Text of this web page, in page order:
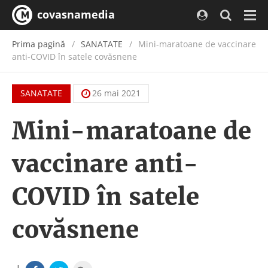
covasnamedia
Prima pagină SANATATE
Mini-maratoane de vaccinare
anti-COVID în satele covăsnene
SANATATE 26 mai 2021
Mini-maratoane de
vaccinare anti-
COVID în satele
covăsnene